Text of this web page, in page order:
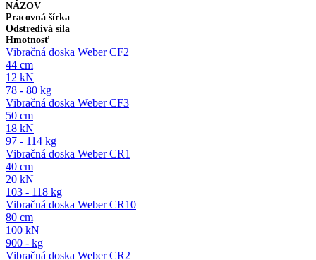
NÁZOV
Pracovná šírka
Odstredivá sila
Hmotnosť
Vibračná doska Weber CF2
44 cm
12 kN
78 - 80 kg
Vibračná doska Weber CF3
50 cm
18 kN
97 - 114 kg
Vibračná doska Weber CR1
40 cm
20 kN
103 - 118 kg
Vibračná doska Weber CR10
80 cm
100 kN
900 - kg
Vibračná doska Weber CR2